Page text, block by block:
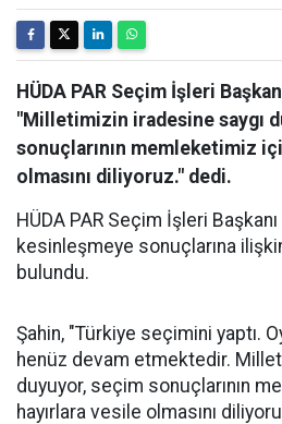
HÜDA PAR Seçim İşleri
"Milletimizin iradesine saygı
sonuçlarının memleketimiz
olmasını diliyoruz." dedi.
HÜDA PAR Seçim İşleri
kesinleşmeye sonuçlarına
bulundu.
Şahin, "Türkiye seçimini yaptı.
henüz devam etmektedir.
duyuyor, seçim sonuçlarının
hayırlara vesile olmasını